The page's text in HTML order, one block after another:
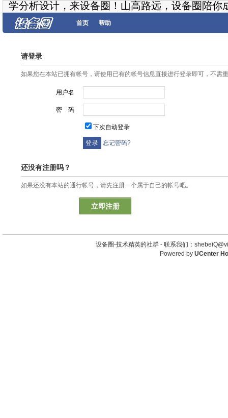
学分析设计，来设备圈！山高路远，设备圈陪你
首页 帮助
请登录
如果您在本站已拥有帐号，请使用已有的帐号信息直接进行登录即可，不需
用户名
密 码
下次自动登录
忘记密码?
还没有注册吗？
如果还没有本站的通行帐号，请先注册一个属于自己的帐号吧。
立即注册
设备圈-技术精英的社群 - 联系我们：
Powered by UCenter